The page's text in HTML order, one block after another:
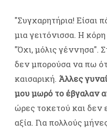
"Συγχαρητήρια! Είσαι
μια γειτόνισσα. Η
"Όχι, μόλις γέννησα".
δεν μπορούσα να πω
καισαρική. Άλλες
μου μωρό το έβγαλαν
ώρες τοκετού και δεν
αξία. Για πολλούς